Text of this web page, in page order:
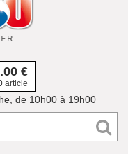
€
article
de 10h00 à 19h00